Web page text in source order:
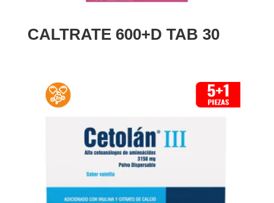
CALTRATE 600+D TAB 30